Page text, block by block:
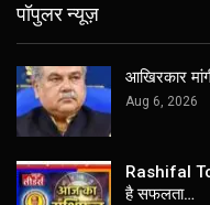
पॉपुलर न्यूज़
आखिरकार
Aug 6, 2026
Rashifal
है सफलता…